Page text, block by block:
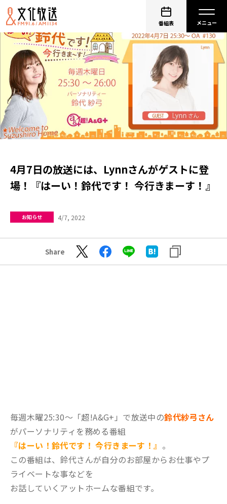
番組表
4月7日の放送には、Lynnさんがゲストに登
場！『はーい！鈴代です！ 今行きまーす！』
お知らせ 4/7, 2022
Share
毎週木曜25:30～「超!A&G+」で放送中の鈴代紗弓さん
がパーソナリティを務める番組
『はーい！鈴代です！ 今行きまーす！』 。
この番組は、鈴代さんが自分のお部屋からお仕事やプ
ライベートな事などを
お話していくアットホームな番組です。